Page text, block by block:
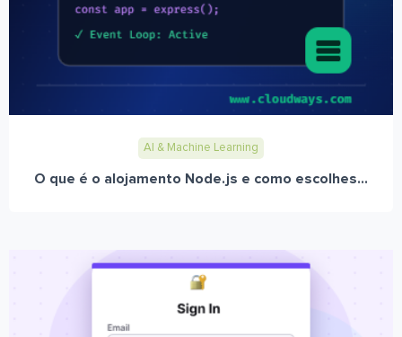
AI & Machine Learning
O que é o alojamento Node.js e como escolhes...